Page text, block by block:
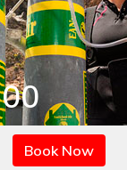
Book Now